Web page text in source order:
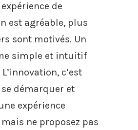
de
est agréable, plus
sont motivés. Un
simple et intuitif
c’est
démarquer et
expérience
ne proposez pas